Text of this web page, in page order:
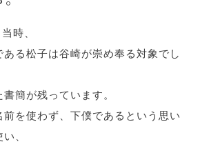
時、
る松子は谷崎が崇め奉る対象でし
簡が残っています。
前を使わず、下僕であるという思い
、